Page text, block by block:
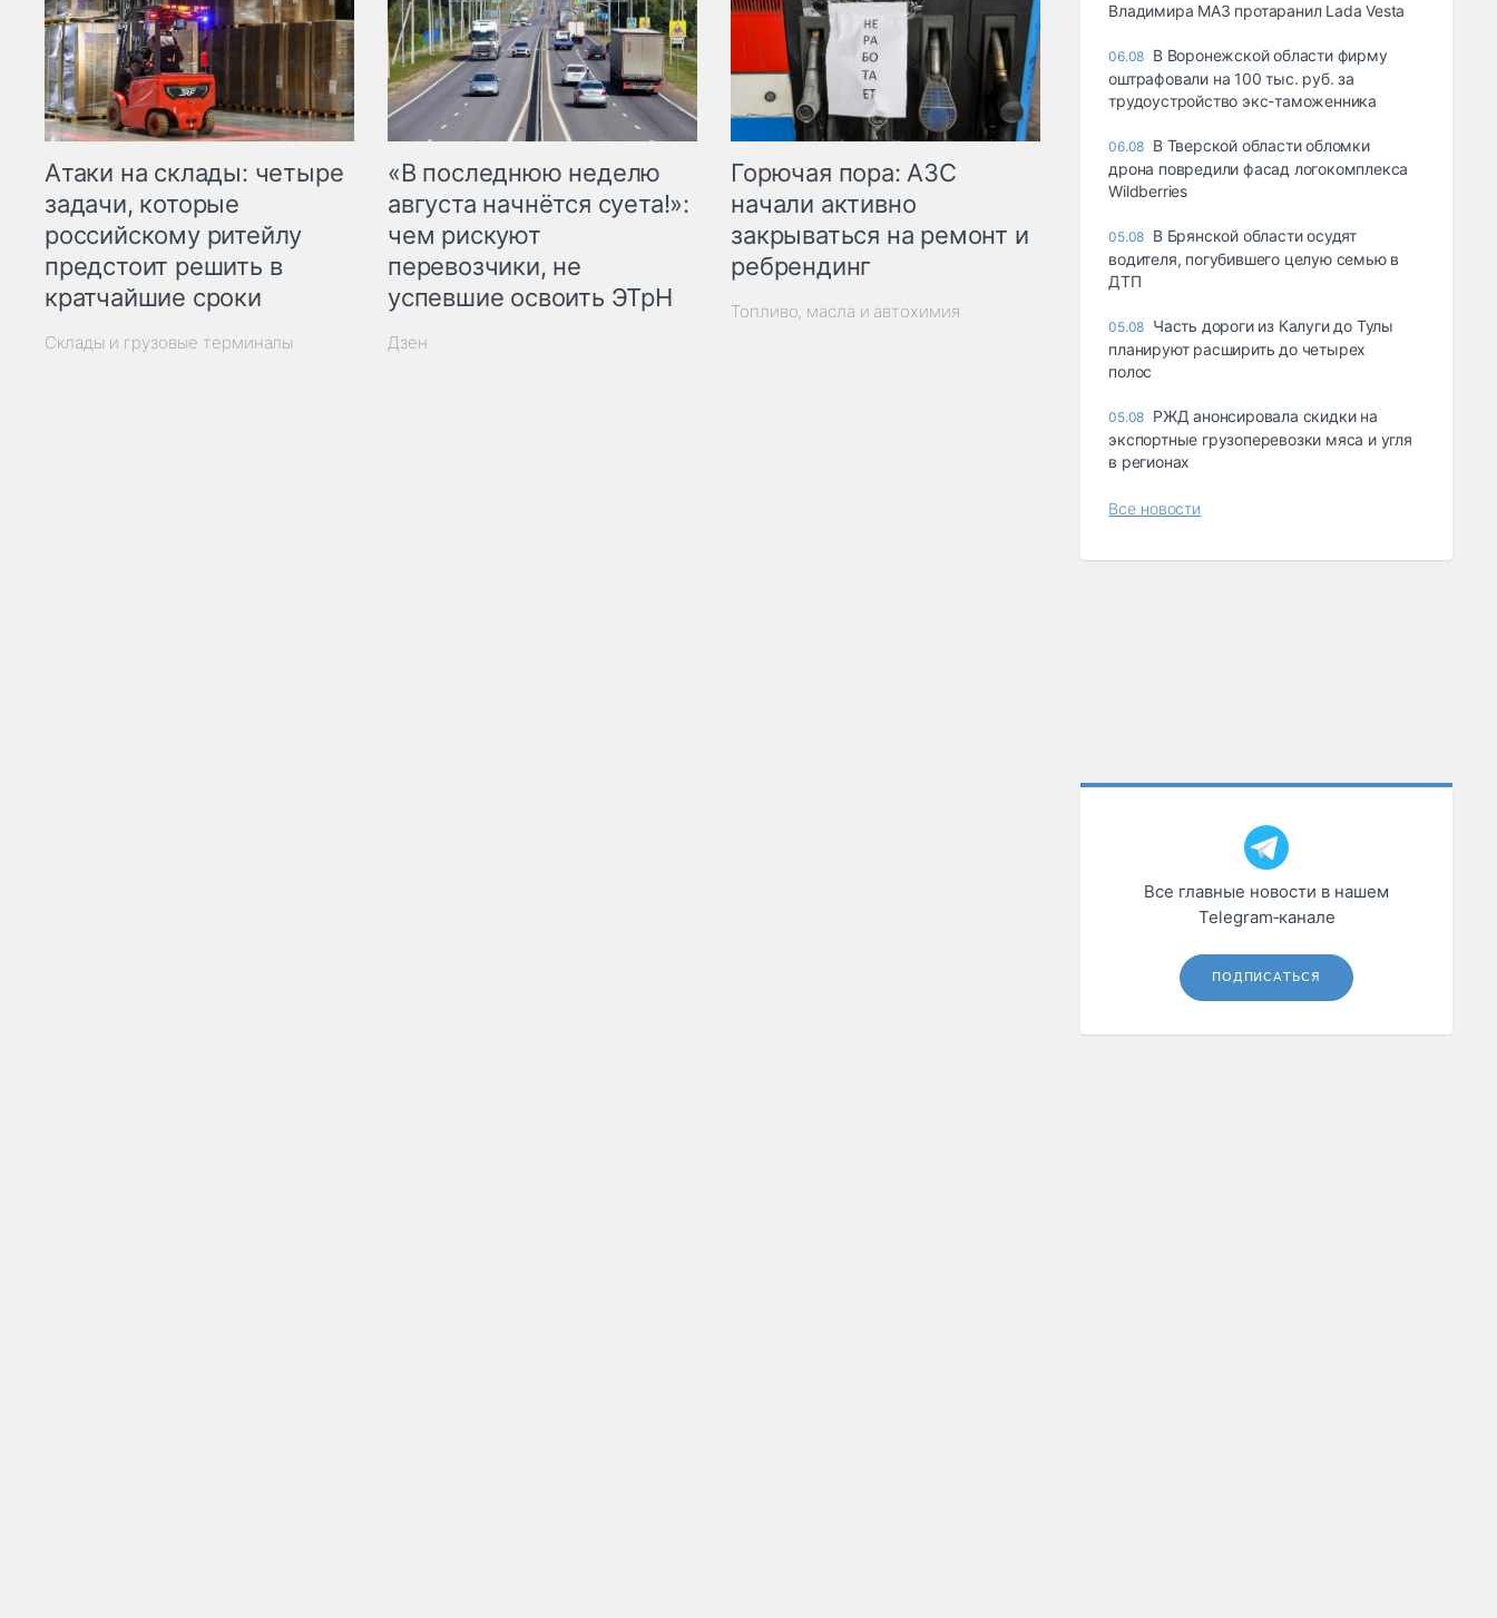
Атаки на склады: четыре
задачи, которые
российскому ритейлу
предстоит решить в
кратчайшие сроки
Склады и грузовые терминалы
«В последнюю неделю
августа начнётся суета!»:
чем рискуют
перевозчики, не
успевшие освоить ЭТрН
Дзен
Горючая пора: АЗС
начали активно
закрываться на ремонт и
ребрендинг
Топливо, масла и автохимия
Владимира МАЗ протаранил Lada Vesta
06.08 В Воронежской области фирму
оштрафовали на 100 тыс. руб. за
трудоустройство экс-таможенника
06.08 В Тверской области обломки
дрона повредили фасад логокомплекса
Wildberries
05.08 В Брянской области осудят
водителя, погубившего целую семью в
ДТП
05.08 Часть дороги из Калуги до Тулы
планируют расширить до четырех
полос
05.08 РЖД анонсировала скидки на
экспортные грузоперевозки мяса и угля
в регионах
Все новости
Все главные новости в нашем
Telegram‑канале
ПОДПИСАТЬСЯ